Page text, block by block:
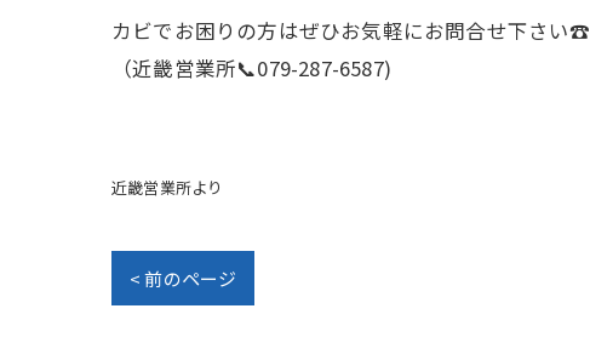
カビでお困りの方はぜひお気軽にお問合せ下さい☎
（近畿営業所📞079-287-6587)
近畿営業所より
< 前のページ